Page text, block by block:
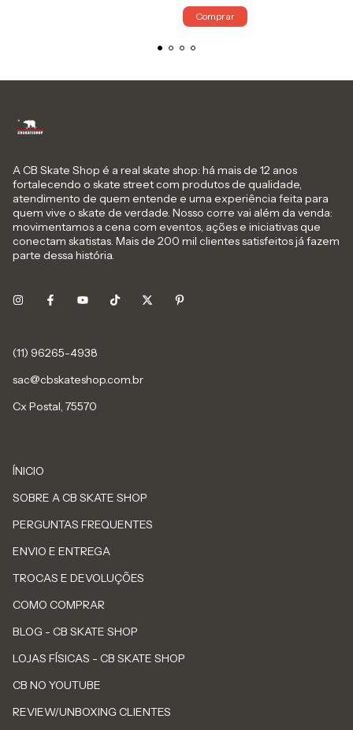
Comprar
A CB Skate Shop é a real skate shop: há mais de 12 anos
fortalecendo o skate street com produtos de qualidade,
atendimento de quem entende e uma experiência feita para
quem vive o skate de verdade. Nosso corre vai além da venda:
movimentamos a cena com eventos, ações e iniciativas que
conectam skatistas. Mais de 200 mil clientes satisfeitos já fazem
parte dessa história.
sac@cbskateshop.com.br
Cx Postal, 75570
ÍNICIO
SOBRE A CB SKATE SHOP
PERGUNTAS FREQUENTES
ENVIO E ENTREGA
TROCAS E DEVOLUÇÕES
COMO COMPRAR
BLOG - CB SKATE SHOP
LOJAS FÍSICAS - CB SKATE SHOP
CB NO YOUTUBE
REVIEW/UNBOXING CLIENTES